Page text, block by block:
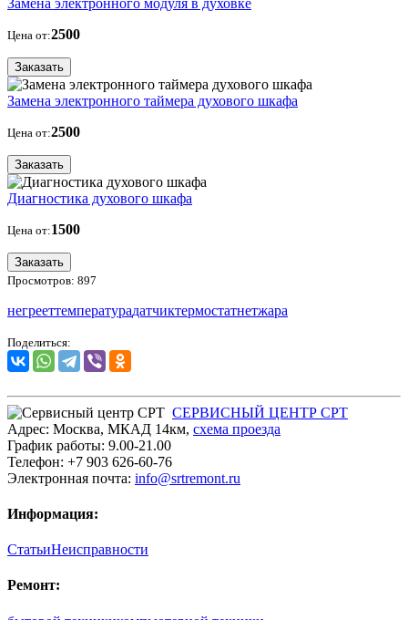
Цена от:2500
Заказать
Замена электронного таймера духового шкафа
Цена от:2500
Заказать
Диагностика духового шкафа
Цена от:1500
Заказать
Просмотров: 897
негрееттемпературадатчиктермостатнетжара
Поделиться:
СЕРВИСНЫЙ ЦЕНТР СРТ
Адрес: Москва, МКАД 14км, cхема проезда
График работы: 9.00-21.00
Телефон: +7 903 626-60-76
Электронная почта: info@srtremont.ru
Информация:
СтатьиНеисправности
Ремонт: